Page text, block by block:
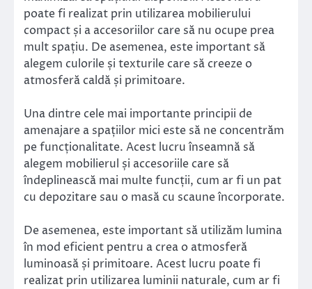
poate fi realizat prin utilizarea mobilierului
compact și a accesoriilor care să nu ocupe prea
mult spațiu. De asemenea, este important să
alegem culorile și texturile care să creeze o
atmosferă caldă și primitoare.
Una dintre cele mai importante principii de
amenajare a spațiilor mici este să ne concentrăm
pe funcționalitate. Acest lucru înseamnă să
alegem mobilierul și accesoriile care să
îndeplinească mai multe funcții, cum ar fi un pat
cu depozitare sau o masă cu scaune încorporate.
De asemenea, este important să utilizăm lumina
în mod eficient pentru a crea o atmosferă
luminoasă și primitoare. Acest lucru poate fi
realizat prin utilizarea luminii naturale, cum ar fi